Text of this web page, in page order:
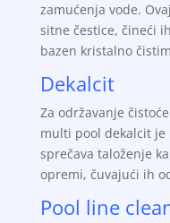
zamućenja vode.
sitne čestice, čineći
bazen kristalno
Dekalcit
Za održavanje
multi pool dekalcit je
sprečava taloženje
opremi, čuvajući ih
Pool line